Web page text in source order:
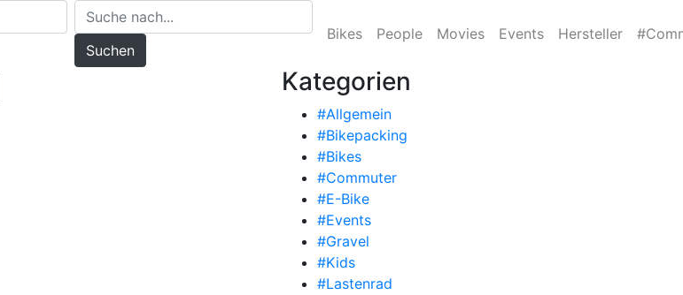
Suchen
Bikes People Movies Events Hersteller
Kategorien
#Allgemein
#Bikepacking
#Bikes
#Commuter
#E-Bike
#Events
#Gravel
#Kids
#Lastenrad